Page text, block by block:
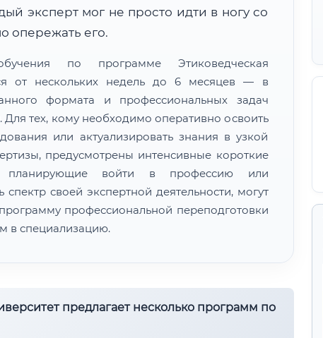
эксперт мог не просто идти в ногу со
опережать его.
по программе Этиковедческая
от нескольких недель до 6 месяцев — в
формата и профессиональных задач
Для тех, кому необходимо оперативно освоить
или актуализировать знания в узкой
предусмотрены интенсивные короткие
планирующие войти в профессию или
своей экспертной деятельности, могут
профессиональной переподготовки
в специализацию.
предлагает несколько программ по